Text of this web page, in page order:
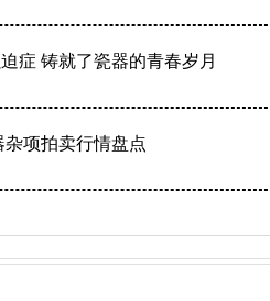
症 铸就了瓷器的青春岁月
杂项拍卖行情盘点